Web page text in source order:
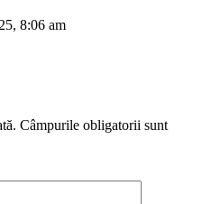
8:06 am
Câmpurile obligatorii sunt